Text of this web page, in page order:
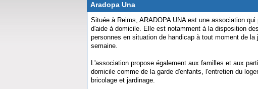
Aradopa Una
Située à Reims, ARADOPA UNA est une association
d'aide à domicile. Elle est notamment à la disposition
personnes en situation de handicap à tout moment de
semaine.
L'association propose également aux familles et aux
domicile comme de la garde d'enfants, l'entretien du
bricolage et jardinage.